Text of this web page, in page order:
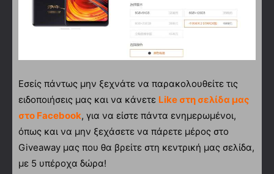
Εσείς πάντως μην ξεχνάτε να παρακολουθείτε τις
ειδοποιήσεις μας και να κάνετε Like στη σελίδα μας
στο Facebook, για να είστε πάντα ενημερωμένοι,
όπως και να μην ξεχάσετε να πάρετε μέρος στο
Giveaway μας που θα βρείτε στη κεντρική μας σελίδα,
με 5 υπέροχα δώρα!